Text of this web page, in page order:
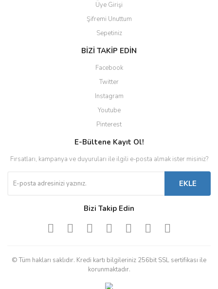
Üye Girişi
Şifremi Unuttum
Sepetiniz
BİZİ TAKİP EDİN
Facebook
Twitter
Instagram
Youtube
Pinterest
E-Bültene Kayıt Ol!
Fırsatları, kampanya ve duyuruları ile ilgili e-posta almak ister misiniz?
EKLE
Bizi Takip Edin
© Tüm hakları saklıdır. Kredi kartı bilgileriniz 256bit SSL sertifikası ile
korunmaktadır.